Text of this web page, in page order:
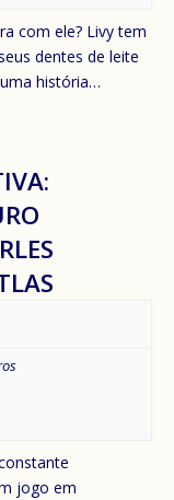
com ele? Livy tem
dentes de leite
história…
jogo em